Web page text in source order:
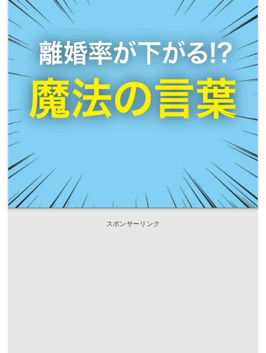
スポンサーリンク